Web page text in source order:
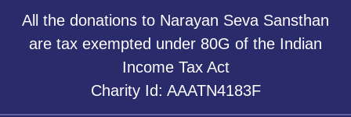
All the donations to Narayan Seva Sansthan
are tax exempted under 80G of the Indian
Income Tax Act
Charity Id: AAATN4183F